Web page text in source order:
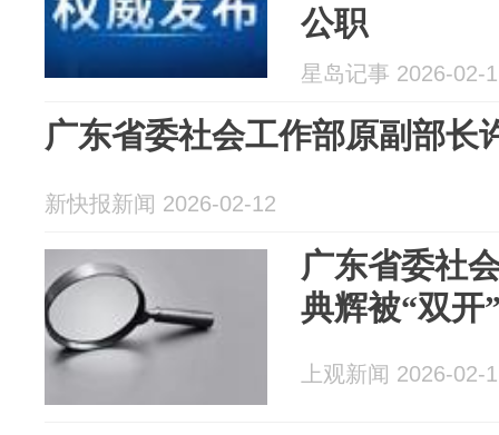
公职
星岛记事 2026-02-
广东省委社会工作部原副部长
新快报新闻 2026-02-12
广东省委社
典辉被“双开
上观新闻 2026-02-